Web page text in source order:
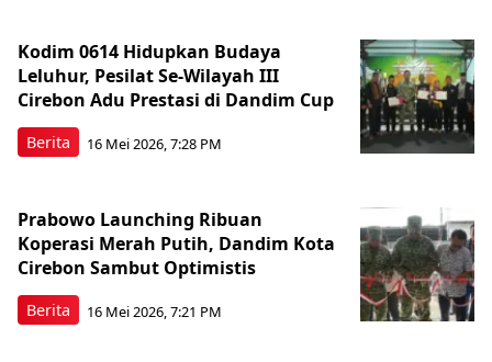
Berita
Kodim 0614 Hidupkan Budaya
Leluhur, Pesilat Se-Wilayah III
Cirebon Adu Prestasi di Dandim Cup
16 Mei 2026, 7:28 PM
Berita
Prabowo Launching Ribuan
Koperasi Merah Putih, Dandim Kota
Cirebon Sambut Optimistis
16 Mei 2026, 7:21 PM